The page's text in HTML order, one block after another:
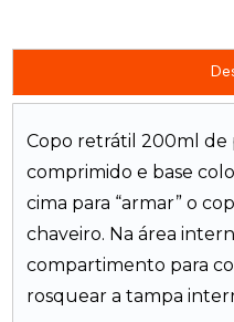
Copo retrátil 200ml de
comprimido e base
cima para “armar” o
chaveiro. Na área
compartimento para
rosquear a tampa